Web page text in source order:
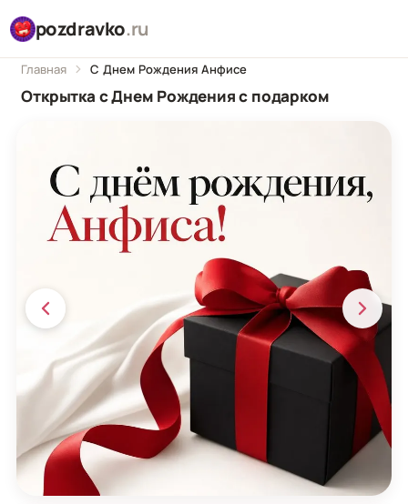
pozdravko.ru
Главная С Днем Рождения Анфисе
Открытка с Днем Рождения с подарком